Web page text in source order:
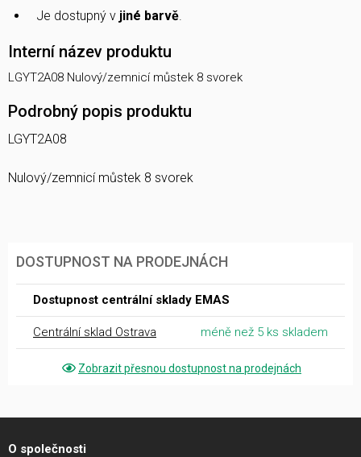
Je dostupný v jiné barvě.
Interní název produktu
LGYT2A08 Nulový/zemnicí můstek 8 svorek
Podrobný popis produktu
LGYT2A08
Nulový/zemnicí můstek 8 svorek
DOSTUPNOST NA PRODEJNÁCH
Dostupnost centrální sklady EMAS
Centrální sklad Ostrava méně než 5 ks skladem
Zobrazit přesnou dostupnost na prodejnách
O společnosti